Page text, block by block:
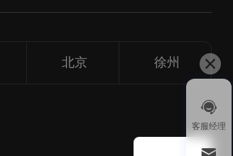
北京 徐州
客服经理
1v1
微信扫